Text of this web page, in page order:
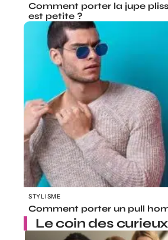
Comment porter la jupe
est petite ?
STYLISME
Comment porter un pull
Le coin des curieux